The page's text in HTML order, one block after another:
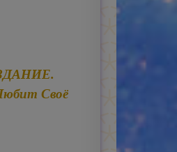
Своё